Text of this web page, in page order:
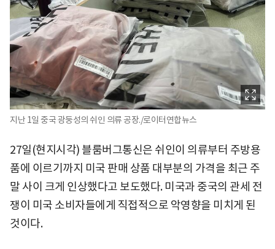
지난 1일 중국 광둥성의 쉬인 의류 공장./로이터연합뉴스
27일(현지시각) 블룸버그통신은 쉬인이 의류부터 주방용
품에 이르기까지 미국 판매 상품 대부분의 가격을 최근 주
말 사이 크게 인상했다고 보도했다. 미국과 중국의 관세 전
쟁이 미국 소비자들에게 직접적으로 악영향을 미치게 된
것이다.